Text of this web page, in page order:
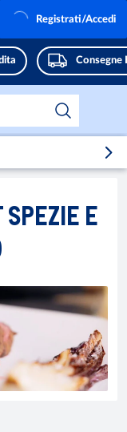
Consegne
Registrati/Accedi
SPEZIE E